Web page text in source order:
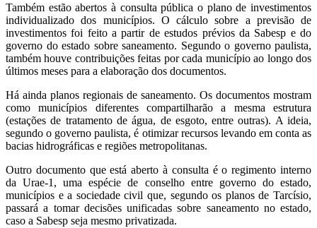
Também estão abertos à consulta pública o plano de investimentos
individualizado dos municípios. O cálculo sobre a previsão de
investimentos foi feito a partir de estudos prévios da Sabesp e do
governo do estado sobre saneamento. Segundo o governo paulista,
também houve contribuições feitas por cada município ao longo dos
últimos meses para a elaboração dos documentos.
Há ainda planos regionais de saneamento. Os documentos mostram
como municípios diferentes compartilharão a mesma estrutura
(estações de tratamento de água, de esgoto, entre outras). A ideia,
segundo o governo paulista, é otimizar recursos levando em conta as
bacias hidrográficas e regiões metropolitanas.
Outro documento que está aberto à consulta é o regimento interno
da Urae-1, uma espécie de conselho entre governo do estado,
municípios e a sociedade civil que, segundo os planos de Tarcísio,
passará a tomar decisões unificadas sobre saneamento no estado,
caso a Sabesp seja mesmo privatizada.